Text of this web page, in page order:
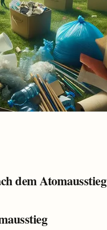
dem Atomausstieg